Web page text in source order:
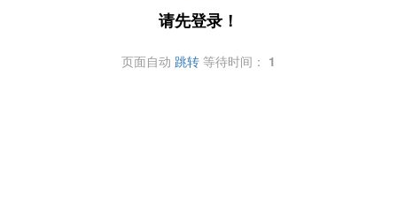
请先登录！
页面自动 跳转 等待时间： 1